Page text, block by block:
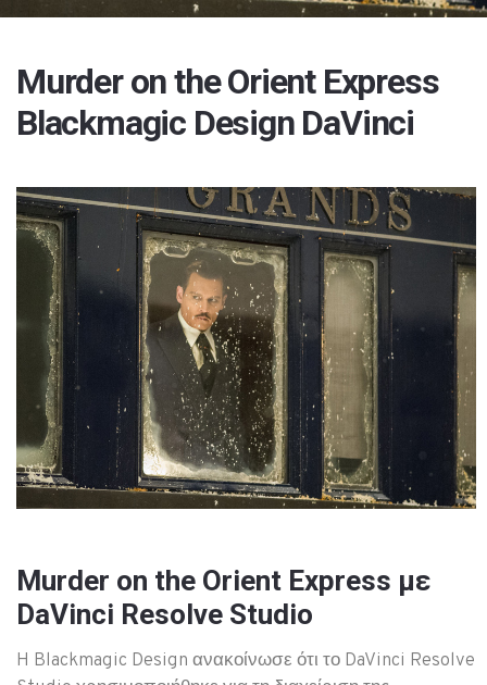
Murder on the Orient Express
Blackmagic Design DaVinci
Murder on the Orient Express με
DaVinci Resolve Studio
H Blackmagic Design ανακοίνωσε ότι το DaVinci Resolve